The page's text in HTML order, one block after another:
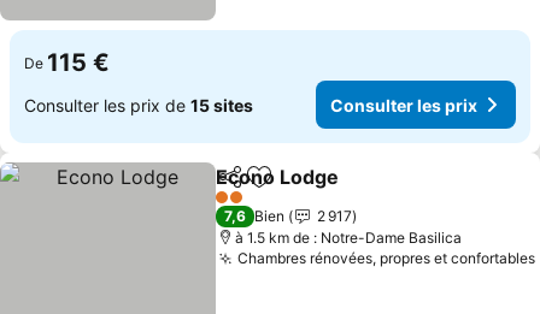
De 115 €
Consulter les prix de 15 sites Consulter les prix
PartagerAjouter à mes favoris
Econo Lodge
2 Étoiles
7,6 Bien
2 917
à 1.5 km de : Notre-Dame Basilica
Chambres rénovées, propres et confortables